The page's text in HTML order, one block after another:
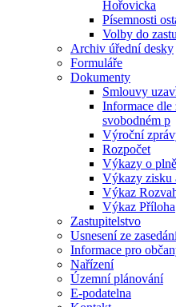
Hořovicka
Písemnosti
Volby do
Archiv úřední desky
Formuláře
Dokumenty
Smlouvy
Informace dle
svobodném p
Výroční
Rozpočet
Výkazy o
Výkazy zisku
Výkaz
Výkaz Příloha
Zastupitelstvo
Usnesení ze
Informace pro
Nařízení
Územní plánování
E-podatelna